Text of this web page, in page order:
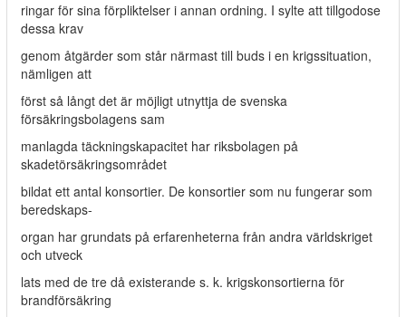
ringar för sina förpliktelser i annan ordning. I sylte att tillgodose
dessa krav
genom åtgärder som står närmast till buds i en krigssituation,
nämligen att
först så långt det är möjligt utnyttja de svenska
försäkringsbolagens sam­
manlagda täckningskapacitet har riksbolagen på
skadetörsäkringsområdet
bildat ett antal konsortier. De konsortier som nu fungerar som
beredskaps-
organ har grundats på erfarenheterna från andra världskriget
och utveck­
lats med de tre då existerande s. k. krigskonsortierna för
brandförsäkring